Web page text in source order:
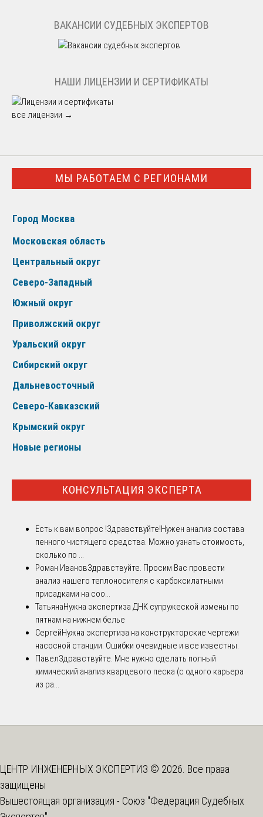
ВАКАНСИИ СУДЕБНЫХ ЭКСПЕРТОВ
НАШИ ЛИЦЕНЗИИ И СЕРТИФИКАТЫ
все лицензии →
МЫ РАБОТАЕМ С РЕГИОНАМИ
Город Москва
Московская область
Центральный округ
Северо-Западный
Южный округ
Приволжский округ
Уральский округ
Сибирский округ
Дальневосточный
Северо-Кавказский
Крымский округ
Новые регионы
КОНСУЛЬТАЦИЯ ЭКСПЕРТА
Есть к вам вопрос !Здравствуйте!Нужен анализ состава
пенного чистящего средства. Можно узнать стоимость,
сколько по ...
Роман ИвановЗдравствуйте. Просим Вас провести
анализ нашего теплоносителя с карбоксилатными
присадками на соо...
ТатьянаНужна экспертиза ДНК супружеской измены по
пятнам на нижнем белье
СергейНужна экспертиза на конструкторские чертежи
насосной станции. Ошибки очевидные и все известны.
ПавелЗдравствуйте. Мне нужно сделать полный
химический анализ кварцевого песка (с одного карьера
из ра...
ЦЕНТР ИНЖЕНЕРНЫХ ЭКСПЕРТИЗ © 2026. Все права
защищены
Вышестоящая организация - Союз "Федерация Судебных